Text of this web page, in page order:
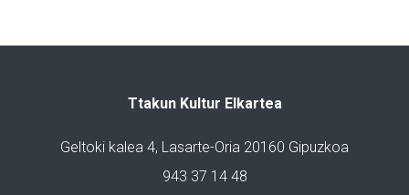
Ttakun Kultur Elkartea
Geltoki kalea 4, Lasarte-Oria 20160 Gipuzkoa
943 37 14 48